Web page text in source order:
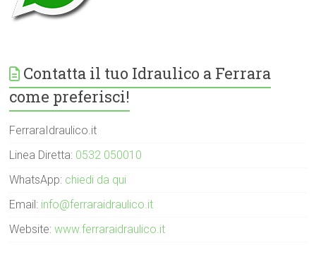
Contatta il tuo Idraulico a Ferrara
come preferisci!
FerraraIdraulico.it
Linea Diretta: 0532 050010
WhatsApp: chiedi da qui
Email: info@ferraraidraulico.it
Website:www.ferraraidraulico.it